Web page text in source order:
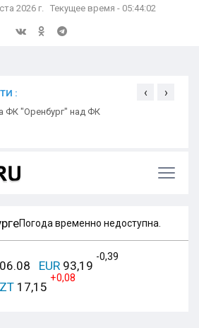
2026 г. Текущее время - 05:44:03
:
ФК "Оренбург" над ФК
‹ ›
Погода временно недоступна.
EUR 93,19
-0,39
17,15
+0,08